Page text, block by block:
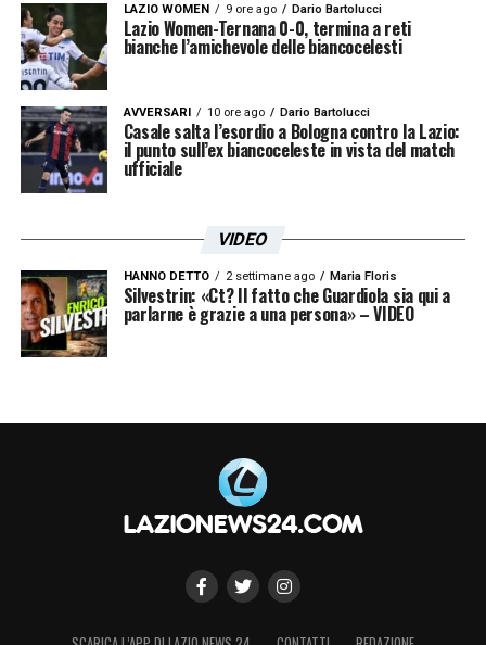
LAZIO WOMEN 9 ore ago Dario Bartolucci
Lazio Women-Ternana 0-0, termina a reti
bianche l’amichevole delle biancocelesti
AVVERSARI 10 ore ago Dario Bartolucci
Casale salta l’esordio a Bologna contro la Lazio:
il punto sull’ex biancoceleste in vista del match
ufficiale
VIDEO
HANNO DETTO 2 settimane ago Maria Floris
Silvestrin: «Ct? Il fatto che Guardiola sia qui a
parlarne è grazie a una persona» – VIDEO